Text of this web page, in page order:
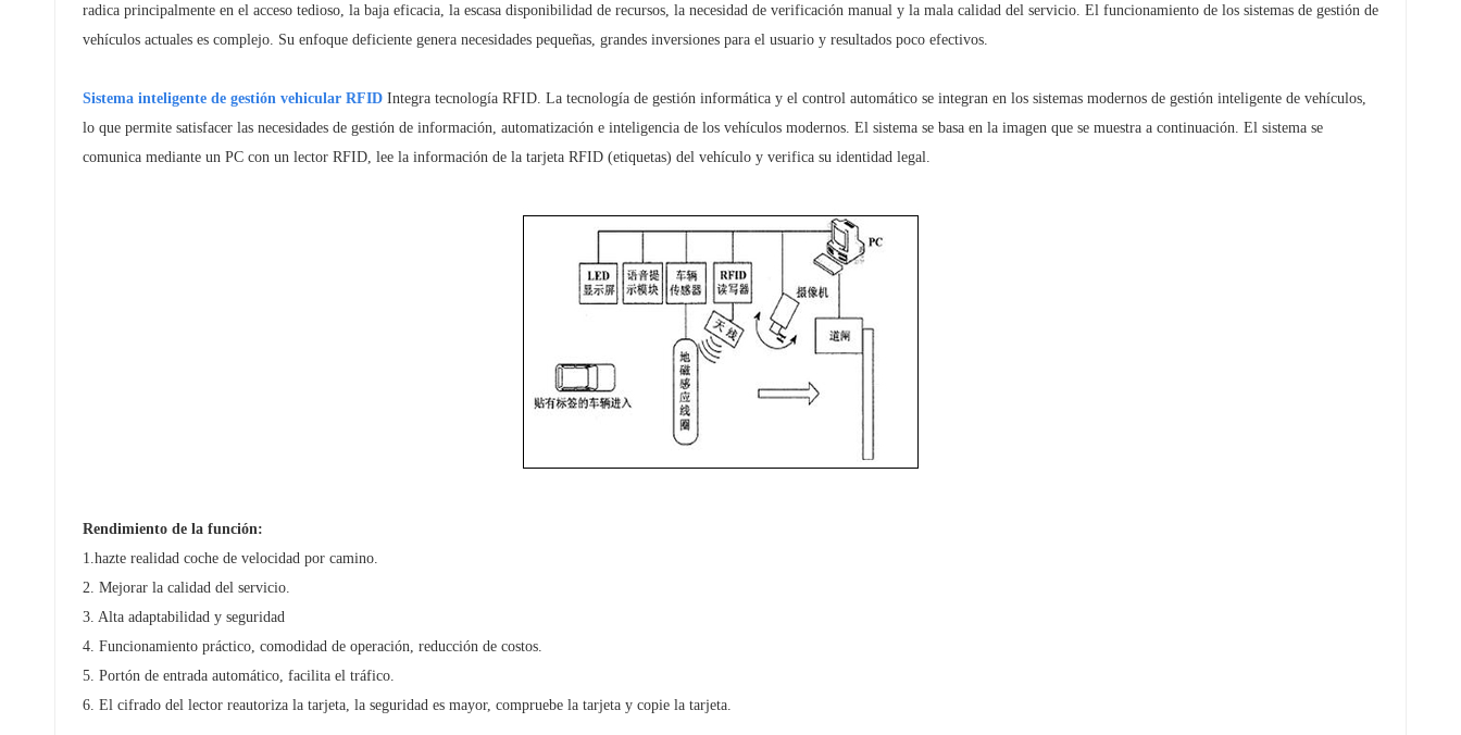
Türk
Melayu
Polski
radica principalmente en el acceso tedioso, la baja eficacia, la escasa disponibilidad de recursos, la necesidad de verificación manual y la mala calidad del servicio. El funcionamiento de los sistemas de gestión de
vehículos actuales es complejo. Su enfoque deficiente genera necesidades pequeñas, grandes inversiones para el usuario y resultados poco efectivos.
Sistema inteligente de gestión vehicular RFIDIntegra tecnología RFID. La tecnología de gestión informática y el control automático se integran en los sistemas modernos de gestión inteligente de vehículos,
lo que permite satisfacer las necesidades de gestión de información, automatización e inteligencia de los vehículos modernos. El sistema se basa en la imagen que se muestra a continuación. El sistema se
comunica mediante un PC con un lector RFID, lee la información de la tarjeta RFID (etiquetas) del vehículo y verifica su identidad legal.
Rendimiento de la función:
1.hazte realidad coche de velocidad por camino.
2. Mejorar la calidad del servicio.
3. Alta adaptabilidad y seguridad
4. Funcionamiento práctico, comodidad de operación, reducción de costos.
5. Portón de entrada automático, facilita el tráfico.
6. El cifrado del lector reautoriza la tarjeta, la seguridad es mayor, compruebe la tarjeta y copie la tarjeta.